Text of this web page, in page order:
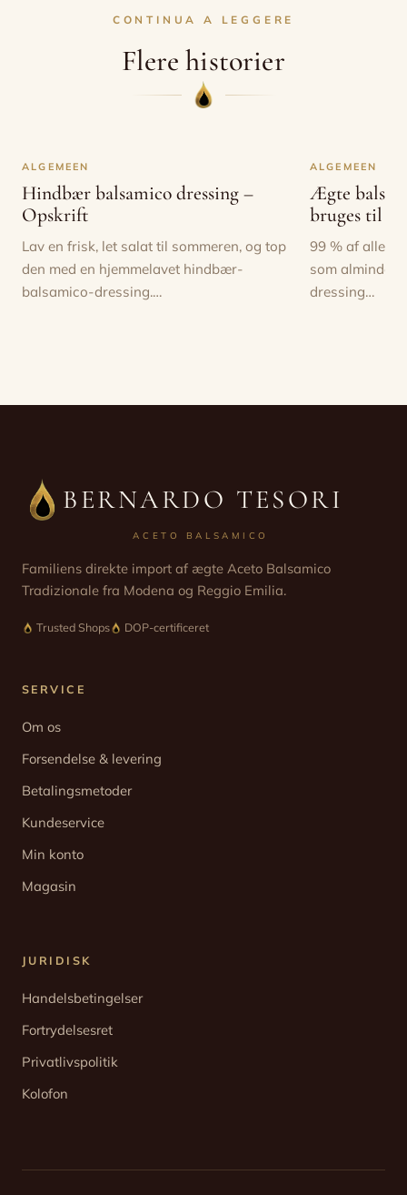
CONTINUA A LEGGERE
Flere historier
ALGEMEEN
Hindbær balsamico dressing –
Opskrift
Lav en frisk, let salat til sommeren, og top
den med en hjemmelavet hindbær-
balsamico-dressing.…
ALGEMEEN
Ægte
bruges til
99 % af alle
som
dressing…
BERNARDO TESORI
ACETO BALSAMICO
Familiens direkte import af ægte Aceto Balsamico
Tradizionale fra Modena og Reggio Emilia.
Trusted Shops DOP-certificeret
SERVICE
Om os
Forsendelse & levering
Betalingsmetoder
Kundeservice
Min konto
Magasin
JURIDISK
Handelsbetingelser
Fortrydelsesret
Privatlivspolitik
Kolofon